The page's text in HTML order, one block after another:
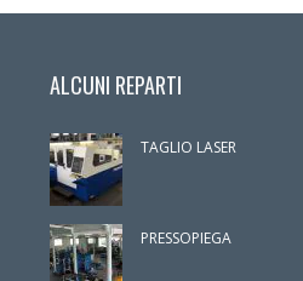
ALCUNI REPARTI
TAGLIO LASER
PRESSOPIEGA